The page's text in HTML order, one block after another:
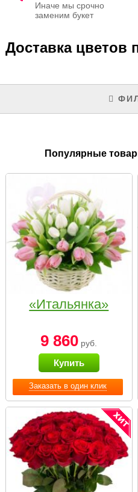
Иначе мы срочно
заменим букет
Доставка цветов
Популярные
Заказать в один клик
«Итальянка»
9 860 руб.
Купить